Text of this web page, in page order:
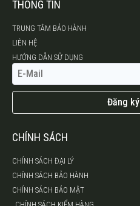
THÔNG TIN
TRUNG TÂM BẢO HÀNH
LIÊN HỆ
HƯỚNG DẪN SỬ DỤNG
Đăng ký
CHÍNH SÁCH
CHÍNH SÁCH ĐẠI LÝ
CHÍNH SÁCH BẢO HÀNH
CHÍNH SÁCH BẢO MẬT